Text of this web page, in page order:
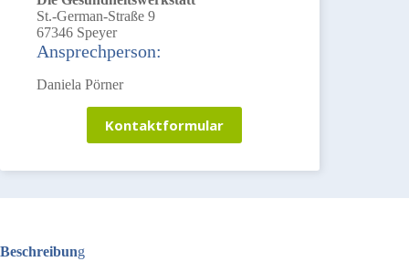
Beschreibung
St.-German-Straße 9
67346 Speyer
Ansprechperson:
Daniela Pörner
Kontaktformular